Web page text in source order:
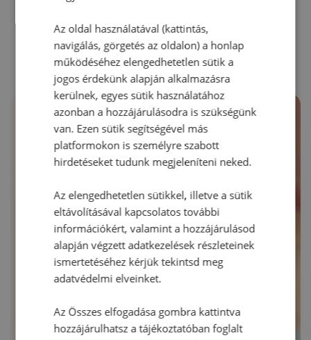
RECEPTAJÁNLÓ
Az oldal használatával (kattintás,
navigálás, görgetés az oldalon) a honlap
működéséhez elengedhetetlen sütik a
jogos érdekünk alapján alkalmazásra
kerülnek, egyes sütik használatához
azonban a hozzájárulásodra is szükségünk
van. Ezen sütik segítségével más
platformokon is személyre szabott
hirdetéseket tudunk megjeleníteni neked.
Az elengedhetetlen sütikkel, illetve a sütik
eltávolításával kapcsolatos további
információkért, valamint a hozzájárulásod
alapján végzett adatkezelések részleteinek
ismertetéséhez kérjük tekintsd meg
adatvédelmi elveinket.
Az Összes elfogadása gombra kattintva
hozzájárulhatsz a tájékoztatóban foglalt